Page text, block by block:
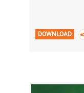
DOWNLOAD